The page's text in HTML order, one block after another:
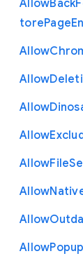
AllowBack
torePage
Allow
Allow
Allow
Allow
AllowFile
Allow
Allow
Allow